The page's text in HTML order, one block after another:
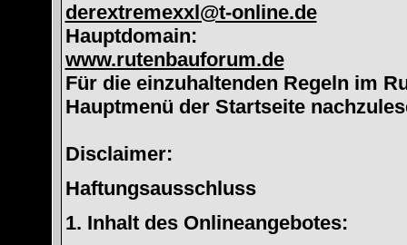
derextremexxl@t-online.de
Hauptdomain:
www.rutenbauforum.de
Für die einzuhaltenden Regeln im
Hauptmenü der Startseite
Disclaimer:
Haftungsausschluss
1. Inhalt des Onlineangebotes: